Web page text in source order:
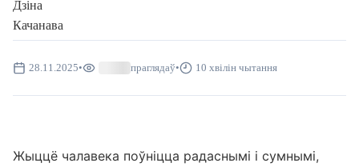
28.11.2025• праглядаў• 10 хвілін чытання
Жыццё чалавека поўніцца радаснымі і сумнымі,